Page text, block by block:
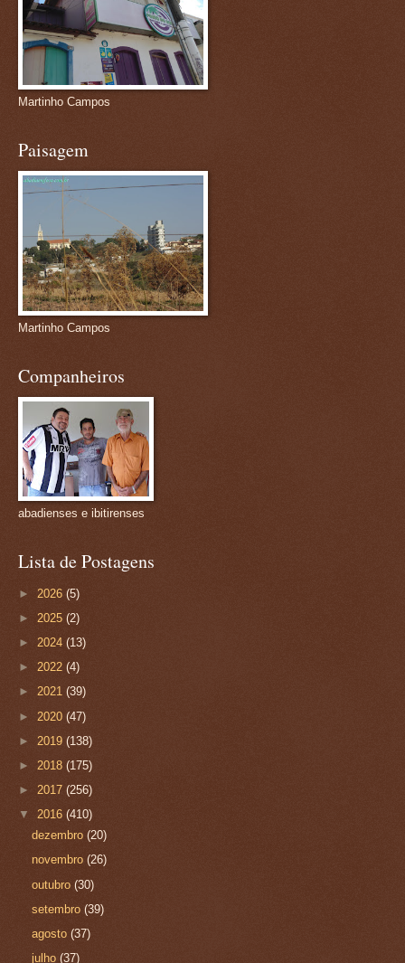
Martinho Campos
Paisagem
Martinho Campos
Companheiros
abadienses e ibitirenses
Lista de Postagens
► 2026 (5)
► 2025 (2)
► 2024 (13)
► 2022 (4)
► 2021 (39)
► 2020 (47)
► 2019 (138)
► 2018 (175)
► 2017 (256)
▼ 2016 (410)
dezembro(20)
novembro(26)
outubro(30)
setembro(39)
agosto(37)
julho(37)